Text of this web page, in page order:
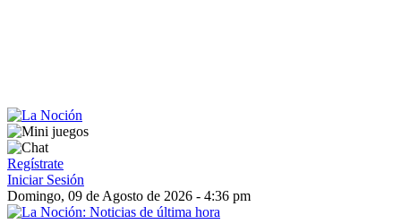
Regístrate
Iniciar Sesión
Domingo, 09 de Agosto de 2026 - 4:36 pm